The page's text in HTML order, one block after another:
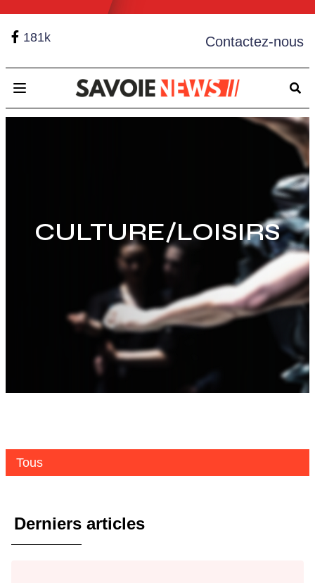
181k Contactez-nous
Open main menu
CULTURE/LOISIRS
Tous
Derniers articles